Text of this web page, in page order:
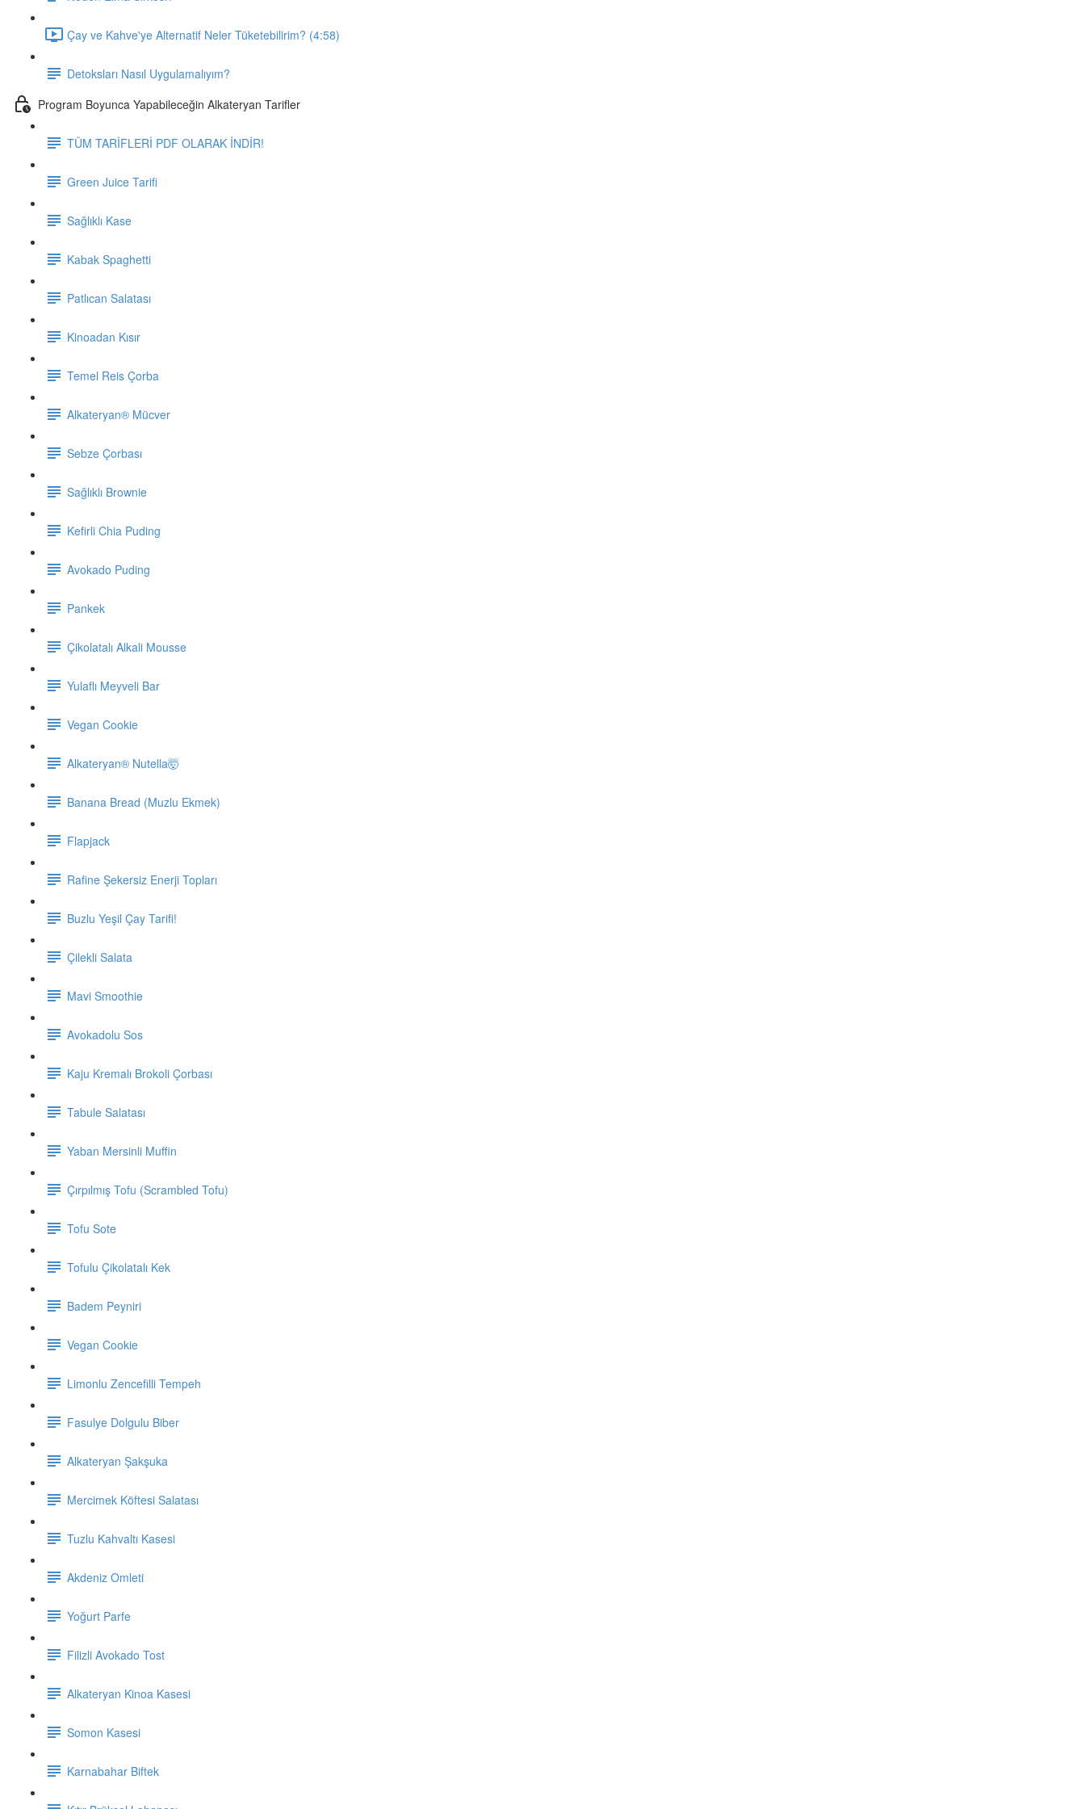
Çay ve Kahve'ye Alternatif Neler Tüketebilirim? (4:58)
Detoksları Nasıl Uygulamalıyım?
Program Boyunca Yapabileceğin Alkateryan Tarifler
TÜM TARİFLERİ PDF OLARAK İNDİR!
Green Juice Tarifi
Sağlıklı Kase
Kabak Spaghetti
Patlıcan Salatası
Kinoadan Kısır
Temel Reis Çorba
Alkateryan® Mücver
Sebze Çorbası
Sağlıklı Brownie
Kefirli Chia Puding
Avokado Puding
Pankek
Çikolatalı Alkali Mousse
Yulaflı Meyveli Bar
Vegan Cookie
Alkateryan® Nutella🤯
Banana Bread (Muzlu Ekmek)
Flapjack
Rafine Şekersiz Enerji Topları
Buzlu Yeşil Çay Tarifi!
Çilekli Salata
Mavi Smoothie
Avokadolu Sos
Kaju Kremalı Brokoli Çorbası
Tabule Salatası
Yaban Mersinli Muffin
Çırpılmış Tofu (Scrambled Tofu)
Tofu Sote
Tofulu Çikolatalı Kek
Badem Peyniri
Vegan Cookie
Limonlu Zencefilli Tempeh
Fasulye Dolgulu Biber
Alkateryan Şakşuka
Mercimek Köftesi Salatası
Tuzlu Kahvaltı Kasesi
Akdeniz Omleti
Yoğurt Parfe
Filizli Avokado Tost
Alkateryan Kinoa Kasesi
Somon Kasesi
Karnabahar Biftek